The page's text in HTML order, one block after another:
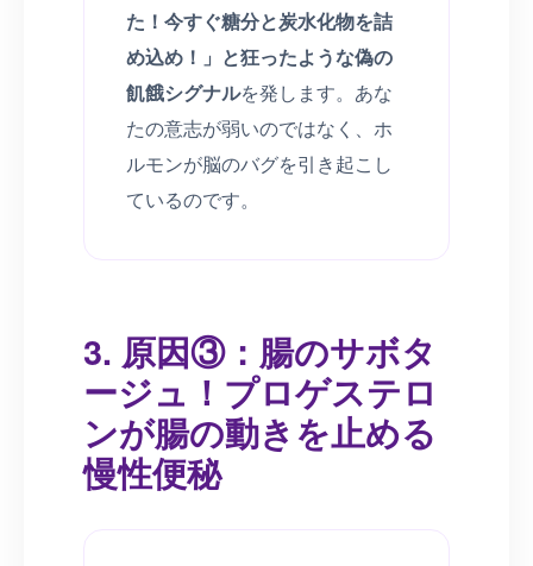
た！今すぐ糖分と炭水化物を詰
め込め！」と狂ったような偽の
飢餓シグナルを発します。あな
たの意志が弱いのではなく、ホ
ルモンが脳のバグを引き起こし
ているのです。
3. 原因③：腸のサボタ
ージュ！プロゲステロ
ンが腸の動きを止める
慢性便秘